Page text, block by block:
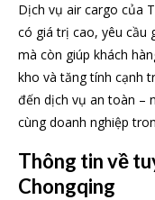
Dịch vụ air cargo của
có giá trị cao, yêu cầu
mà còn giúp khách
kho và tăng tính cạnh
đến dịch vụ an toàn –
cùng doanh nghiệp
Thông tin về
Chongqing